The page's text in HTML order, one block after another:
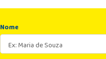
Nome